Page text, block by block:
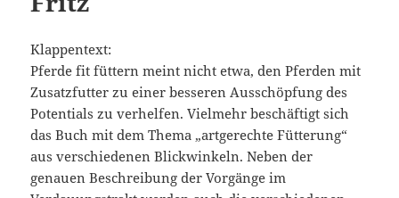
Klappentext:
Pferde fit füttern meint nicht etwa, den Pferden mit
Zusatzfutter zu einer besseren Ausschöpfung des
Potentials zu verhelfen. Vielmehr beschäftigt sich
das Buch mit dem Thema „artgerechte Fütterung“
aus verschiedenen Blickwinkeln. Neben der
genauen Beschreibung der Vorgänge im